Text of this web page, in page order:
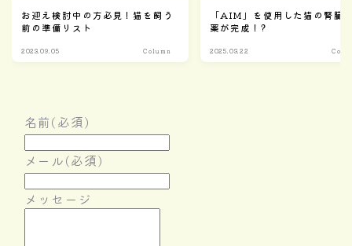
お迎え検討中の方必見！猫を飼う
前の準備リスト
2023.09.05 Column
「AIM」を使用した猫の腎臓
薬が完成！?
2025.03.22
名前(必須)
メール(必須)
メッセージ